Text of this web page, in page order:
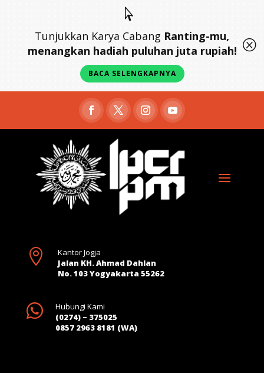

Tunjukkan Karya Cabang Ranting-mu,
menangkan hadiah puluhan juta rupiah!
BACA SELENGKAPNYA
Q

Kantor Jogja
Jalan KH. Ahmad Dahlan
No. 103 Yogyakarta 55262

Hubungi Kami
(0274) – 375025
0857 2963 8181 (WA)